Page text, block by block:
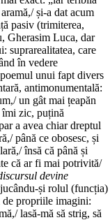
și-a dat acum
pasiv (trimiterea,
Gherasim Luca, dar
suprarealitatea, care
în vedere
unui fapt divers
antimonumentală:
un gât mai țeapăn
zic, puțină
a avea chiar dreptul
până ce obosesc, și
însă că până și
că ar fi mai potrivită/
devine
și rolul (funcția)
de propriile imagini:
lasă-mă să strig, să